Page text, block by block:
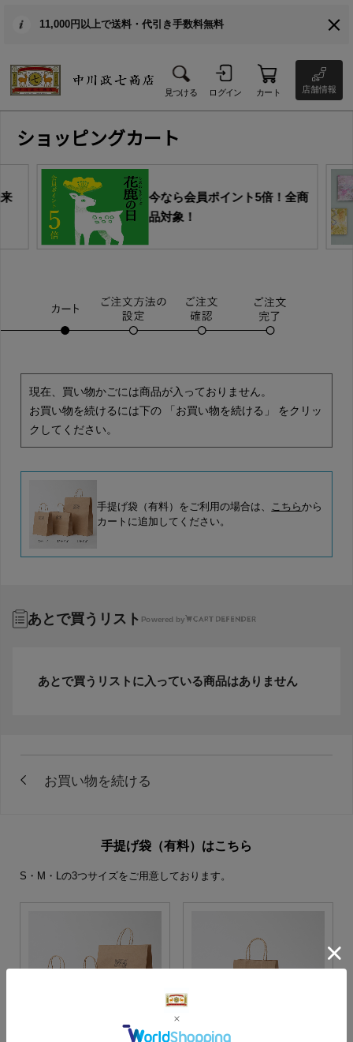
11,000円以上で送料・代引き手数料無料
見つける ログイン カート 店舗情報
ショッピングカート
今なら会員ポイント5倍！全商
品対象！
現在、買い物かごには商品が入っておりません。
お買い物を続けるには下の 「お買い物を続ける」 をクリッ
クしてください。
手提げ袋（有料）をご利用の場合は、 こちらから
カートに追加してください。
あとで買うリスト Powered by
あとで買うリストに入っている商品はありません
手提げ袋（有料）はこちら
S・M・Lの3つサイズをご用意しております。